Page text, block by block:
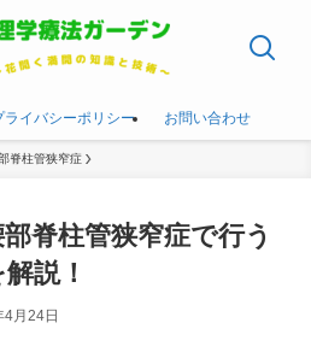
ライバシーポリシー お問い合わせ
脊柱管狭窄症
部脊柱管狭窄症で行う
説！
月24日